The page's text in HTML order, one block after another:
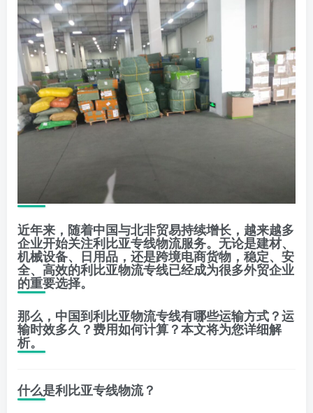
近年来，随着中国与北非贸易持续增长，越来越多
企业开始关注利比亚专线物流服务。无论是建材、
机械设备、日用品，还是跨境电商货物，稳定、安
全、高效的利比亚物流专线已经成为很多外贸企业
的重要选择。
那么，中国到利比亚物流专线有哪些运输方式？运
输时效多久？费用如何计算？本文将为您详细解
析。
什么是利比亚专线物流？